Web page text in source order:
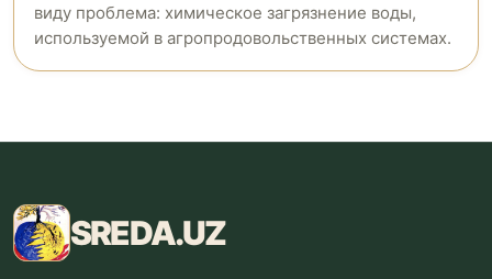
виду проблема: химическое загрязнение воды,
используемой в агропродовольственных системах.
SREDA.UZ